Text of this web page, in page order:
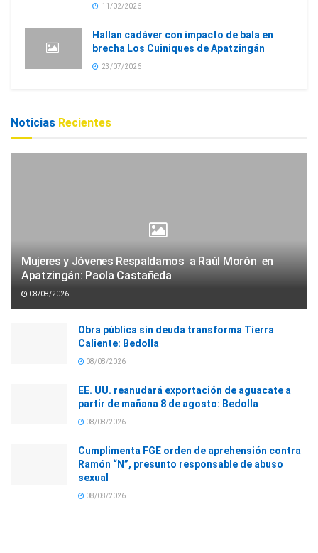
11/02/2026
Hallan cadáver con impacto de bala en
brecha Los Cuiniques de Apatzingán
23/07/2026
Noticias Recientes
Mujeres y Jóvenes Respaldamos a Raúl Morón en
Apatzingán: Paola Castañeda
08/08/2026
Obra pública sin deuda transforma Tierra
Caliente: Bedolla
08/08/2026
EE. UU. reanudará exportación de aguacate a
partir de mañana 8 de agosto: Bedolla
08/08/2026
Cumplimenta FGE orden de aprehensión contra
Ramón “N”, presunto responsable de abuso
sexual
08/08/2026